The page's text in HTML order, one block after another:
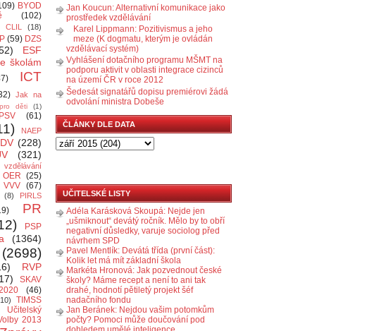
BYOD
(102)
CLIL (18)
(59) DZS
ESF
školám
ICT
Jak na
děti (1)
(61)
NAEP
(228)
(321)
OER (25)
(67)
(8)
PIRLS
PR
PSP
(1364)
(2698)
RVP
SKAV
(46)
TIMSS
Učitelský
2013
Jan Koucun: Alternativní komunikace jako
prostředek vzdělávání
Karel Lippmann: Pozitivismus a jeho
meze (K dogmatu, kterým je ovládán
vzdělávací systém)
Vyhlášení dotačního programu MŠMT na
podporu aktivit v oblasti integrace cizinců
na území ČR v roce 2012
Šedesát signatářů dopisu premiérovi žádá
odvolání ministra Dobeše
ČLÁNKY DLE DATA
UČITELSKÉ LISTY
Adéla Karásková Skoupá: Nejde jen
„ušmiknout“ devátý ročník. Mělo by to obří
negativní důsledky, varuje sociolog před
návrhem SPD
Pavel Mentlík: Devátá třída (první část):
Kolik let má mít základní škola
Markéta Hronová: Jak pozvednout české
školy? Máme recept a není to ani tak
drahé, hodnotí pětiletý projekt šéf
nadačního fondu
Jan Beránek: Nejdou vašim potomkům
počty? Pomoci může doučování pod